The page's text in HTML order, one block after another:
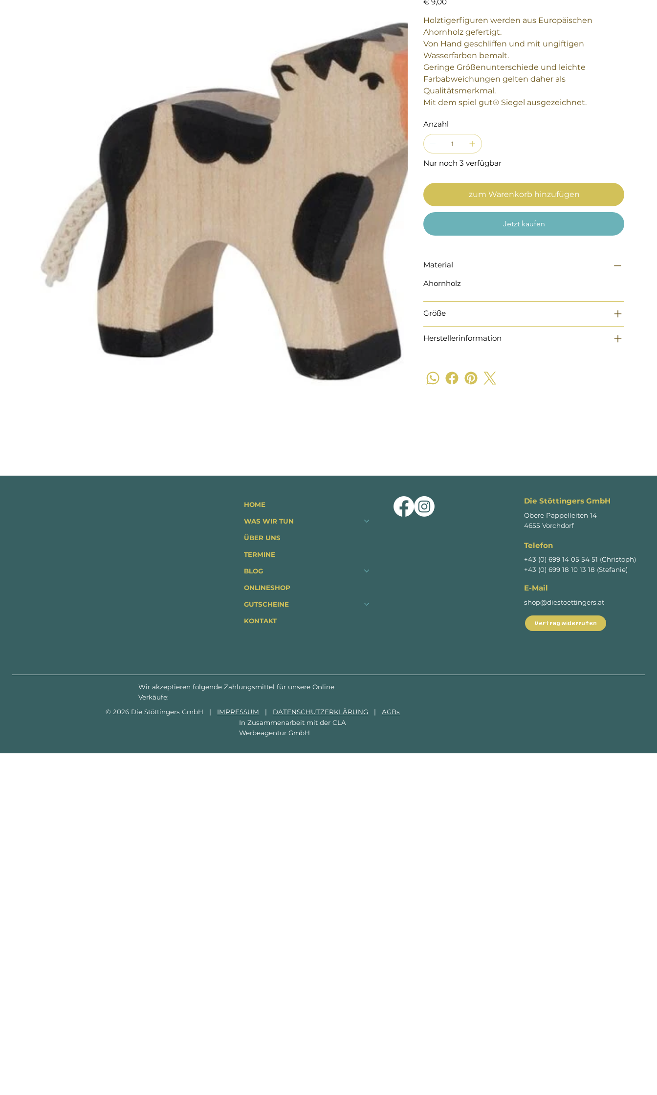
€ 9,00
Holztigerfiguren werden aus Europäischen
Ahornholz gefertigt.
Von Hand geschliffen und mit ungiftigen
Wasserfarben bemalt.
Geringe Größenunterschiede und leichte
Farbabweichungen gelten daher als
Qualitätsmerkmal.
Mit dem spiel gut® Siegel ausgezeichnet.
Anzahl
Nur noch 3 verfügbar
zum Warenkorb hinzufügen
Jetzt kaufen
Material
Ahornholz
Größe
Herstellerinformation
HOME
WAS WIR TUN
ÜBER UNS
TERMINE
BLOG
ONLINESHOP
GUTSCHEINE
KONTAKT
Die Stöttingers GmbH
Obere Pappelleiten 14
4655 Vorchdorf
Telefon
+43 (0) 699 14 05 54 51 (Christoph)
+43 (0) 699 18 10 13 18 (Stefanie)
E-Mail
shop@diestoettingers.at
Vertrag widerrufen
Wir akzeptieren folgende Zahlungsmittel für unsere Online
Verkäufe:
© 2026 Die Stöttingers GmbH | IMPRESSUM | DATENSCHUTZERKLÄRUNG |AGBs
In Zusammenarbeit mit derCLA
Werbeagentur GmbH